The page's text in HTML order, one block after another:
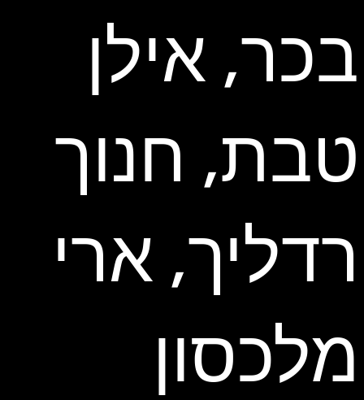
בכר, אילן
טבת, חנוך
רדליך, ארי
מלכסון